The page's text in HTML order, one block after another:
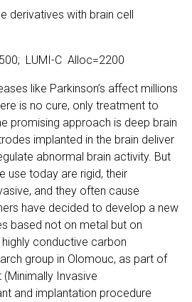
derivatives with brain cell
LUMI-C Alloc=2200
like Parkinson’s affect millions
is no cure, only treatment to
promising approach is deep brain
implanted in the brain deliver
abnormal brain activity. But
use today are rigid, their
and they often cause
have decided to develop a new
based not on metal but on
highly conductive carbon
group in Olomouc, as part of
Invasive
and implantation procedure